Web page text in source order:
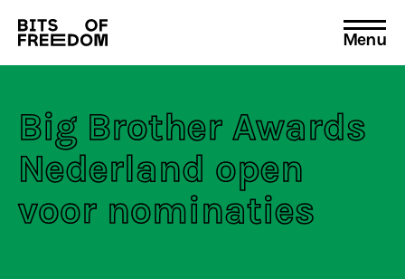
Search
for:
Menu
Big Brother Awards
Nederland open
voor nominaties